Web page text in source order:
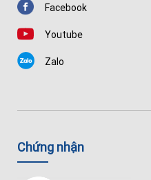
Facebook
Youtube
Zalo
Chứng nhận